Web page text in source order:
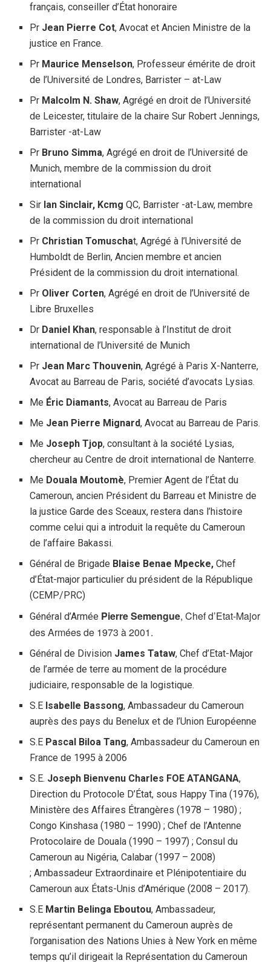
français, conseiller d’État honoraire
Pr Jean Pierre Cot, Avocat et Ancien Ministre de la
justice en France.
Pr Maurice Menselson, Professeur émérite de droit
de l’Université de Londres, Barrister – at-Law
Pr Malcolm N. Shaw, Agrégé en droit de l’Université
de Leicester, titulaire de la chaire Sur Robert Jennings,
Barrister -at-Law
Pr Bruno Simma, Agrégé en droit de l’Université de
Munich, membre de la commission du droit
international
Sir Ian Sinclair, Kcmg QC, Barrister -at-Law, membre
de la commission du droit international
Pr Christian Tomuschat, Agrégé à l’Université de
Humboldt de Berlin, Ancien membre et ancien
Président de la commission du droit international.
Pr Oliver Corten, Agrégé en droit de l’Université de
Libre Bruxelles
Dr Daniel Khan, responsable à l’Institut de droit
international de l’Université de Munich
Pr Jean Marc Thouvenin, Agrégé à Paris X-Nanterre,
Avocat au Barreau de Paris, société d’avocats Lysias.
Me Éric Diamants, Avocat au Barreau de Paris
Me Jean Pierre Mignard, Avocat au Barreau de Paris.
Me Joseph Tjop, consultant à la société Lysias,
chercheur au Centre de droit international de Nanterre.
Me Douala Moutomè, Premier Agent de l’État du
Cameroun, ancien Président du Barreau et Ministre de
la justice Garde des Sceaux, restera dans l’histoire
comme celui qui a introduit la requête du Cameroun
de l’affaire Bakassi.
Général de Brigade Blaise Benae Mpecke,Chef
d’État-major particulier du président de la République
(CEMP/PRC)
Général d’Armée Pierre Semengue, Chef d’Etat-Major
des Armées de 1973 à 2001.
Général de Division James Tataw, Chef d’Etat-Major
de l’armée de terre au moment de la procédure
judiciaire, responsable de la logistique.
S.E Isabelle Bassong, Ambassadeur du Cameroun
auprès des pays du Benelux et de l’Union Européenne
S.E Pascal Biloa Tang, Ambassadeur du Cameroun en
France de 1995 à 2006
S.E. Joseph Bienvenu Charles FOE ATANGANA,
Direction du Protocole D’État, sous Happy Tina (1976),
Ministère des Affaires Étrangères (1978 – 1980) ;
Congo Kinshasa (1980 – 1990) ; Chef de l’Antenne
Protocolaire de Douala (1990 – 1997) ; Consul du
Cameroun au Nigéria, Calabar (1997 – 2008)
; Ambassadeur Extraordinaire et Plénipotentiaire du
Cameroun aux États-Unis d’Amérique (2008 – 2017).
S.E Martin Belinga Eboutou, Ambassadeur,
représentant permanent du Cameroun auprès de
l’organisation des Nations Unies à New York en même
temps qu’il dirigeait la Représentation du Cameroun